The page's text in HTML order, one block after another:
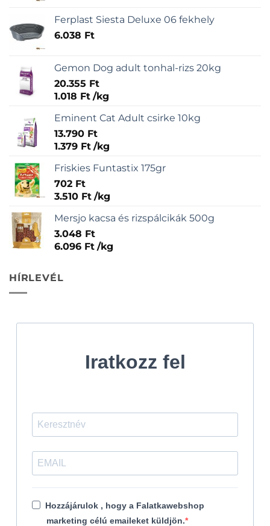
Ferplast Siesta Deluxe 06 fekhely
6.038 Ft
Gemon Dog adult tonhal-rizs 20kg
20.355 Ft
1.018 Ft /kg
Eminent Cat Adult csirke 10kg
13.790 Ft
1.379 Ft /kg
Friskies Funtastix 175gr
702 Ft
3.510 Ft /kg
Mersjo kacsa és rizspálcikák 500g
3.048 Ft
6.096 Ft /kg
HÍRLEVÉL
Iratkozz fel
Hozzájárulok , hogy a Falatkawebshop
marketing célú emaileket küldjön.